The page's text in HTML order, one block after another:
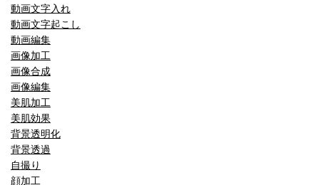
動画文字入れ
動画文字起こし
動画編集
画像加工
画像合成
画像編集
美肌加工
美肌効果
背景透明化
背景透過
自撮り
顔加工